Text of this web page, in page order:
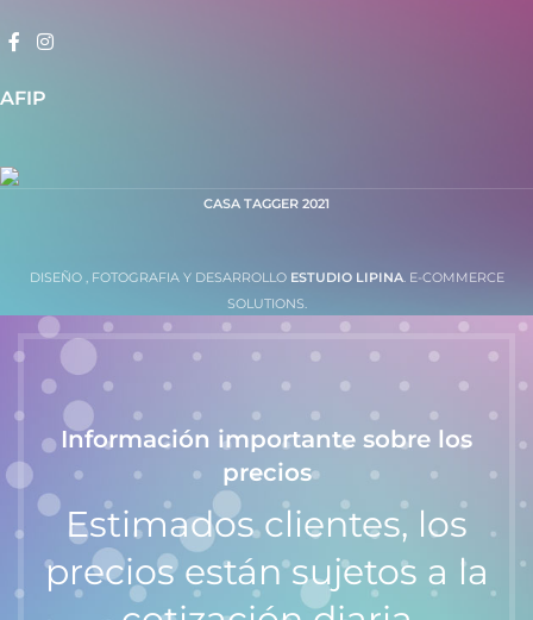
AFIP
CASA TAGGER 2021
DISEÑO , FOTOGRAFIA Y DESARROLLO ESTUDIO LIPINA. E-COMMERCE
SOLUTIONS.
Información importante sobre los
precios
Estimados clientes, los
precios están sujetos a la